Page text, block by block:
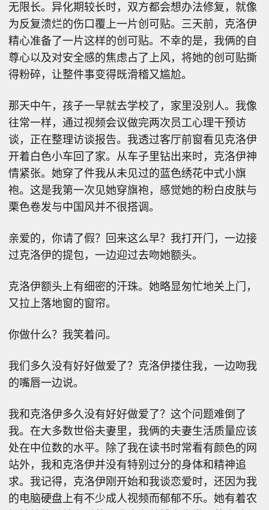
无限长。异化期较长时，双方都会想办法修复，就像
为反复溃烂的伤口覆上一片创可贴。三天前，克洛伊
精心准备了一片这样的创可贴。不幸的是，我俩的自
尊心以及对安全感的焦虑占了上风，将她的创可贴撕
得粉碎，让整件事变得既滑稽又尴尬。
那天中午，孩子一早就去学校了，家里没别人。我像
往常一样，通过视频会议做完两次员工心理干预访
谈，正在整理访谈报告。我透过客厅前窗看见克洛伊
开着白色小车回了家。从车子里钻出来时，克洛伊神
情紧张。她穿了件我从未见过的蓝色绣花中式小旗
袍。这是我第一次见她穿旗袍，感觉她的粉白皮肤与
栗色卷发与中国风并不很搭调。
亲爱的，你请了假？回来这么早？我打开门，一边接
过克洛伊的提包，一边迎过去吻她额头。
克洛伊额头上有细密的汗珠。她略显匆忙地关上门，
又拉上落地窗的窗帘。
你做什么？我笑着问。
我们多久没有好好做爱了？克洛伊搂住我，一边吻我
的嘴唇一边说。
我和克洛伊多久没有好好做爱了？这个问题难倒了
我。在大多数世俗夫妻里，我俩的夫妻生活质量应该
处在中位数的水平。除了我在读书时常看有颜色的网
站外，我和克洛伊并没有特别过分的身体和精神追
求。我记得，克洛伊刚开始和我谈恋爱时，还因为我
的电脑硬盘上有不少成人视频而郁郁不乐。她有着农